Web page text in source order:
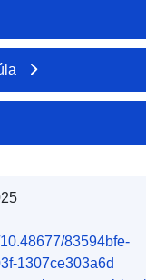
83594bfe-
1307ce303a6d